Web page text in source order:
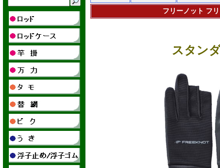
フリーノット フ
スタン